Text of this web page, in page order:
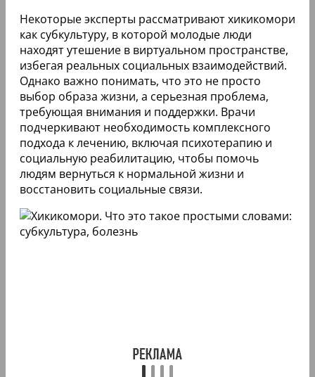
Некоторые эксперты рассматривают хикикомори
как субкультуру, в которой молодые люди
находят утешение в виртуальном пространстве,
избегая реальных социальных взаимодействий.
Однако важно понимать, что это не просто
выбор образа жизни, а серьезная проблема,
требующая внимания и поддержки. Врачи
подчеркивают необходимость комплексного
подхода к лечению, включая психотерапию и
социальную реабилитацию, чтобы помочь
людям вернуться к нормальной жизни и
восстановить социальные связи.